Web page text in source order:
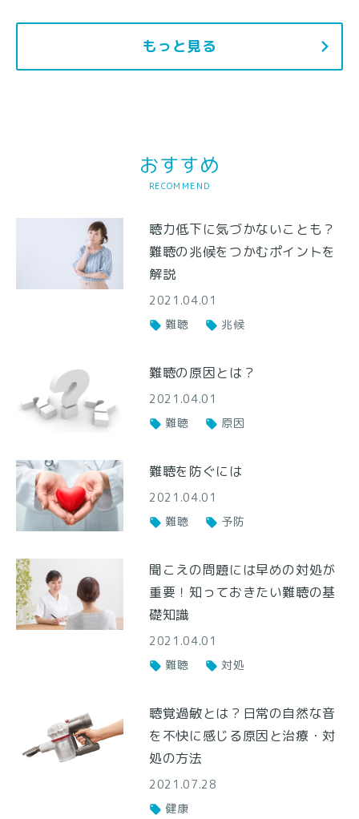
もっと見る
おすすめ
RECOMMEND
聴力低下に気づかないことも？
難聴の兆候をつかむポイントを
解説
2021.04.01
難聴
兆候
難聴の原因とは？
2021.04.01
難聴
原因
難聴を防ぐには
2021.04.01
難聴
予防
聞こえの問題には早めの対処が
重要！知っておきたい難聴の基
礎知識
2021.04.01
難聴
対処
聴覚過敏とは？日常の自然な音
を不快に感じる原因と治療・対
処の方法
2021.07.28
健康